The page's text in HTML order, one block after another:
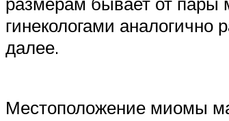
гинекологами
далее.
Местоположение миомы